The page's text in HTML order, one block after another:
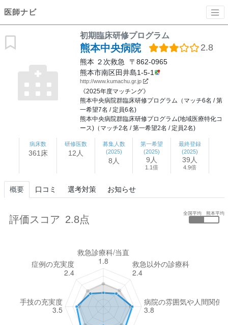
医師ナビ
初期臨床研修プログラム
熊本中央病院 2.8
熊本 ２次救急
〒862-0965
熊本市南区田井島1-5-1
http://www.kumachu.gr.jp
《2025年度マッチング》
熊本中央病院群臨床研修プログラム（マッチ6名 / 第
一希望7名 / 定員6名)
熊本中央病院群臨床研修プログラム(地域医療特化コ
ース)（マッチ2名 / 第一希望2名 / 定員2名)
病床数
361床
研修医数
12人
募集人数
(2025)
8人
第一希望
(2025)
9人
1.1倍
最終登録
(2025)
39人
4.9倍
概要 口コミ 選考対策 お知らせ
評価スコア 2.8点
全国平均 熊本平均